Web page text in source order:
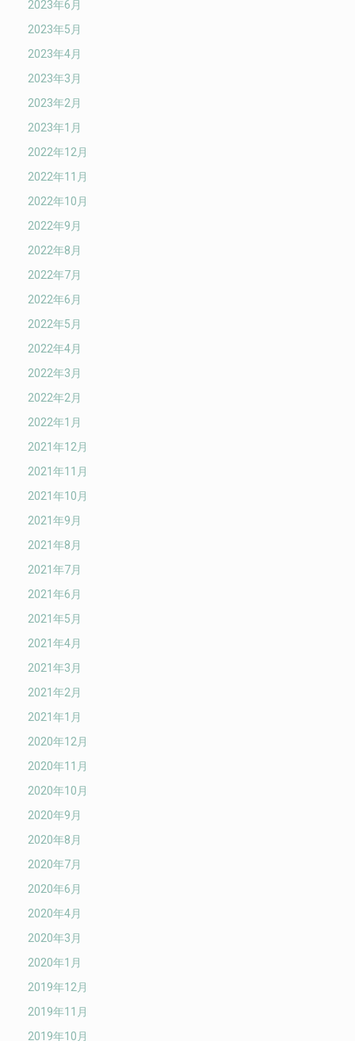
2023年6月
2023年5月
2023年4月
2023年3月
2023年2月
2023年1月
2022年12月
2022年11月
2022年10月
2022年9月
2022年8月
2022年7月
2022年6月
2022年5月
2022年4月
2022年3月
2022年2月
2022年1月
2021年12月
2021年11月
2021年10月
2021年9月
2021年8月
2021年7月
2021年6月
2021年5月
2021年4月
2021年3月
2021年2月
2021年1月
2020年12月
2020年11月
2020年10月
2020年9月
2020年8月
2020年7月
2020年6月
2020年4月
2020年3月
2020年1月
2019年12月
2019年11月
2019年10月